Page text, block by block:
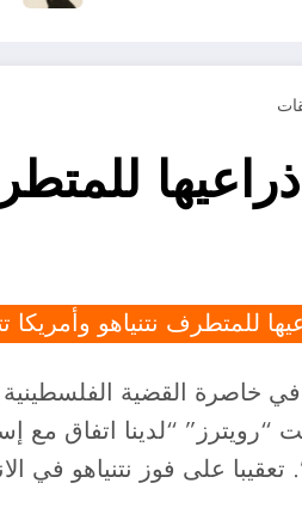
للمتطرف نتنياهو وأمريكا
خاصرة القضية
“رويترز” “لدينا اتفاق مع
تعقيبا على فوز نتنياهو في